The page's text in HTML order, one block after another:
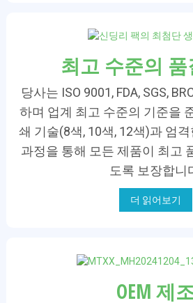
최고 수준의 품
당사는 ISO 9001, FDA, SGS,
하며 업계 최고 수준의 기준을
쇄 기술(8색, 10색, 12색)과 엄
과정을 통해 모든 제품이 최고
도록 보장합니
더 읽어보기
OEM 제